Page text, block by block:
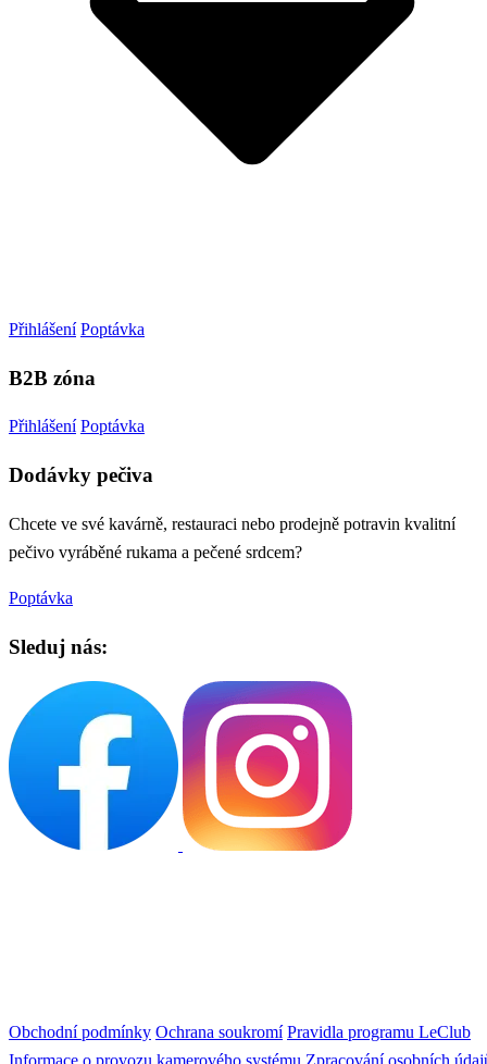
Přihlášení Poptávka
B2B zóna
Přihlášení Poptávka
Dodávky pečiva
Chcete ve své kavárně, restauraci nebo prodejně potravin kvalitní
pečivo vyráběné rukama a pečené srdcem?
Poptávka
Sleduj nás:
Obchodní podmínky Ochrana soukromí Pravidla programu LeClub
Informace o provozu kamerového systému Zpracování osobních